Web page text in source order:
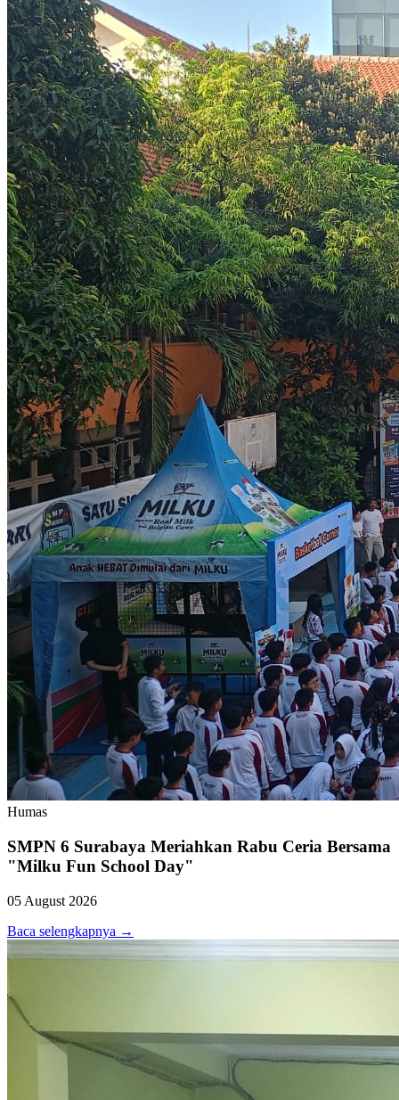
Humas
SMPN 6 Surabaya Meriahkan Rabu Ceria Bersama
"Milku Fun School Day"
05 August 2026
Baca selengkapnya →